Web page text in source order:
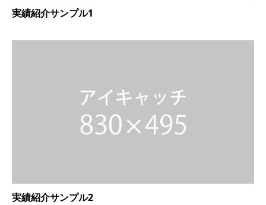
実績紹介サンプル1
実績紹介サンプル2